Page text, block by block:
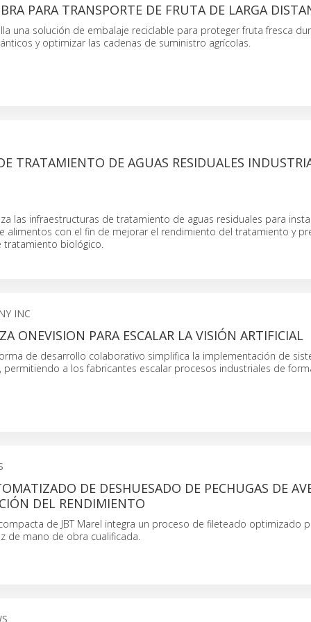
PARA TRANSPORTE DE FRUTA DE LARGA
una solución de embalaje reciclable para proteger fruta fresca
y optimizar las cadenas de suministro agrícolas.
TRATAMIENTO DE AGUAS RESIDUALES
las infraestructuras de tratamiento de aguas residuales para
alimentos con el fin de mejorar el rendimiento del tratamiento y
tratamiento biológico.
INC
ONEVISION PARA ESCALAR LA VISIÓN ARTIFICIAL
de desarrollo colaborativo simplifica la implementación de
permitiendo a los fabricantes escalar procesos industriales de
DE DESHUESADO DE PECHUGAS DE
DEL RENDIMIENTO
de JBT Marel integra un proceso de fileteado optimizado
de mano de obra cualificada.